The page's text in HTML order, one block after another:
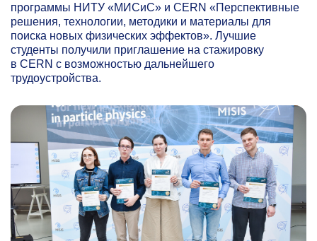
программы НИТУ «МИСиС» и CERN «Перспективные
решения, технологии, методики и материалы для
поиска новых физических эффектов». Лучшие
студенты получили приглашение на стажировку
в CERN с возможностью дальнейшего
трудоустройства.